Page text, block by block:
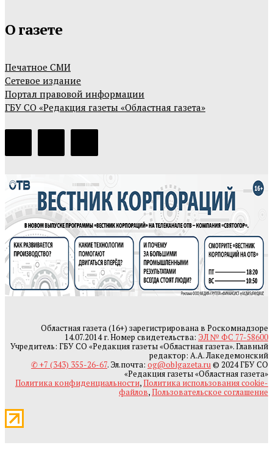
О газете
Печатное СМИ
Сетевое издание
Портал правовой информации
ГБУ СО «Редакция газеты «Областная газета»
Областная газета (16+) зарегистрирована в Роскомнадзоре
14.07.2014 г. Номер свидетельства: ЭЛ № ФС 77-58600
Учредитель: ГБУ СО «Редакция газеты «Областная газета». Главный
редактор: А.А. Лакедемонский
✆ +7 (343) 355-26-67. Эл.почта: og@oblgazeta.ru© 2024 ГБУ СО
«Редакция газеты «Областная газета»
Политика конфиденциальности,Политика использования cookie-
файлов,Пользовательское соглашение